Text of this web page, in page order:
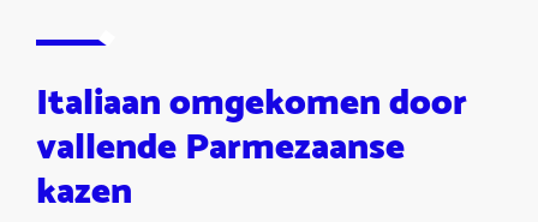
Italiaan omgekomen door
vallende Parmezaanse
kazen